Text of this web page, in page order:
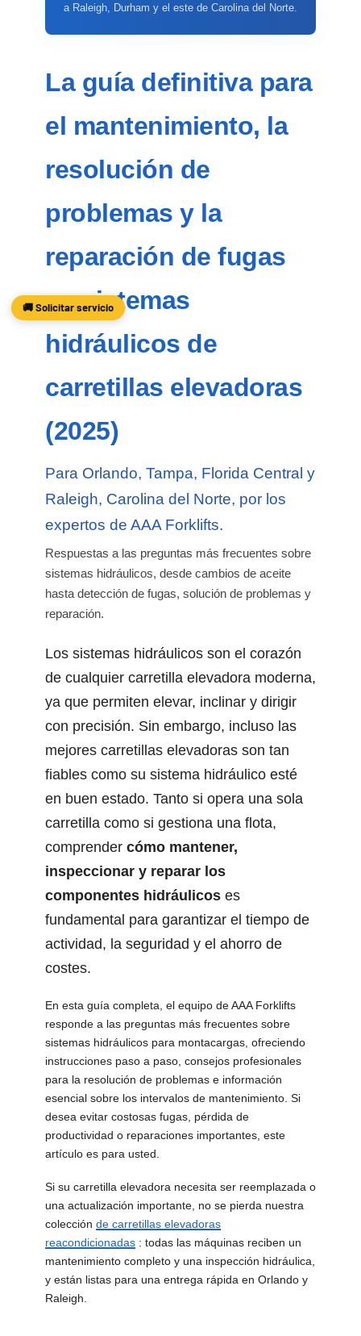
a Raleigh, Durham y el este de Carolina del Norte.
La guía definitiva para
el mantenimiento, la
resolución de
problemas y la
reparación de fugas
en sistemas
hidráulicos de
carretillas elevadoras
(2025)
Para Orlando, Tampa, Florida Central y
Raleigh, Carolina del Norte, por los
expertos de AAA Forklifts.
Respuestas a las preguntas más frecuentes sobre
sistemas hidráulicos, desde cambios de aceite
hasta detección de fugas, solución de problemas y
reparación.
Los sistemas hidráulicos son el corazón
de cualquier carretilla elevadora moderna,
ya que permiten elevar, inclinar y dirigir
con precisión. Sin embargo, incluso las
mejores carretillas elevadoras son tan
fiables como su sistema hidráulico esté
en buen estado. Tanto si opera una sola
carretilla como si gestiona una flota,
comprender cómo mantener,
inspeccionar y reparar los
componentes hidráulicos es
fundamental para garantizar el tiempo de
actividad, la seguridad y el ahorro de
costes.
En esta guía completa, el equipo de AAA Forklifts
responde a las preguntas más frecuentes sobre
sistemas hidráulicos para montacargas, ofreciendo
instrucciones paso a paso, consejos profesionales
para la resolución de problemas e información
esencial sobre los intervalos de mantenimiento. Si
desea evitar costosas fugas, pérdida de
productividad o reparaciones importantes, este
artículo es para usted.
Si su carretilla elevadora necesita ser reemplazada o
una actualización importante, no se pierda nuestra
colección de carretillas elevadoras
reacondicionadas : todas las máquinas reciben un
mantenimiento completo y una inspección hidráulica,
y están listas para una entrega rápida en Orlando y
Raleigh.
🚚 Solicitar servicio